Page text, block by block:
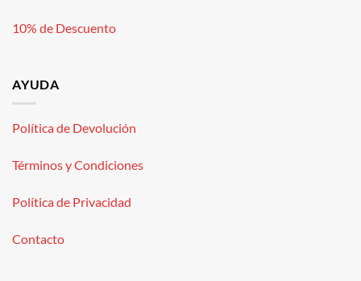
10% de Descuento
AYUDA
Política de Devolución
Términos y Condiciones
Política de Privacidad
Contacto